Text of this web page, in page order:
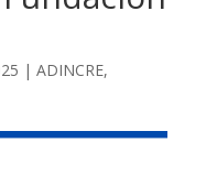
| ADINCRE,